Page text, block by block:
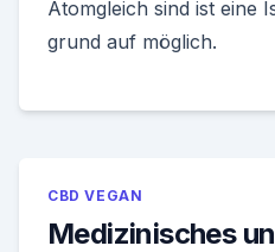
Atomgleich sind ist eine
grund auf möglich.
CBD VEGAN
Medizinisches